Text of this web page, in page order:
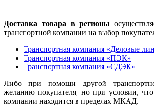
Доставка товара в регионы
транспортной компании на выбор
Транспортная компания «Деловые
Транспортная компания «ПЭК»
Транспортная компания «СДЭК»
Либо при помощи другой
желанию покупателя, но при условии,
компании находится в пределах МКАД.